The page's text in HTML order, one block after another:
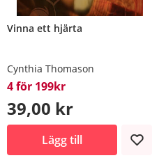
Vinna ett hjärta
Cynthia Thomason
4 för 199kr
39,00 kr
Lägg till